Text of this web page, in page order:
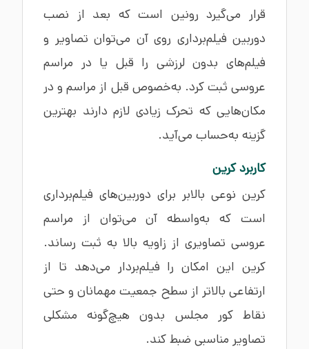
قرار می‌گیرد رونین است که بعد از نصب
دوربین فیلم‌برداری روی آن می‌توان تصاویر و
فیلم‌های بدون لرزشی را قبل یا در مراسم
عروسی ثبت کرد. به‌خصوص قبل از مراسم و در
مکان‌هایی که تحرک زیادی لازم دارند بهترین
گزینه به‌حساب می‌آید.
کاربرد کرین
کرین نوعی بالابر برای دوربین‌های فیلم‌برداری
است که به‌واسطه آن می‌توان از مراسم
عروسی تصاویری از زاویه بالا به ثبت رساند.
کرین این امکان را فیلم‌بردار می‌دهد تا از
ارتفاعی بالاتر از سطح جمعیت مهمانان و حتی
نقاط کور مجلس بدون هیچ‌گونه مشکلی
تصاویر مناسبی ضبط کند.